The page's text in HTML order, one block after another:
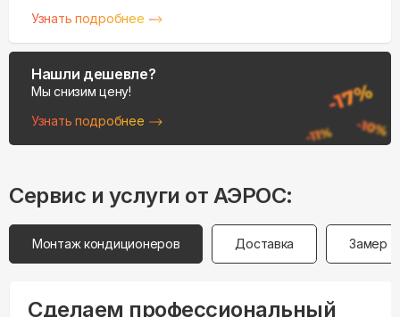
Узнать подробнее
Нашли дешевле?
Мы снизим цену!
Узнать подробнее
Сервис и услуги от АЭРОС:
Монтаж кондиционеров Доставка Замер
Сделаем профессиональный